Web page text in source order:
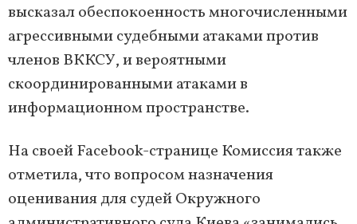
высказал обеспокоенность многочисленными
агрессивными судебными атаками против
членов ВККСУ, и вероятными
скоординированными атаками в
информационном пространстве.
На своей Facebook-странице Комиссия также
отметила, что вопросом назначения
оценивания для судей Окружного